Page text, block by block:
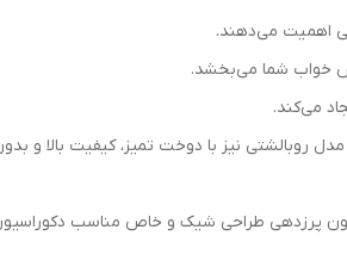
اهمیت می‌دهند.
خواب شما می‌بخشد.
می‌کند.
روبالشتی نیز با دوخت تمیز، کیفیت بالا و
پرزدهی طراحی شیک و خاص مناسب